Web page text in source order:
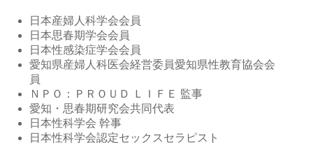
日本産婦人科学会会員
日本思春期学会会員
日本性感染症学会会員
愛知県産婦人科医会経営委員愛知県性教育協会会
員
ＮＰＯ：ＰＲＯＵＤ ＬＩＦＥ 監事
愛知・思春期研究会共同代表
日本性科学会 幹事
日本性科学会認定セックスセラピスト